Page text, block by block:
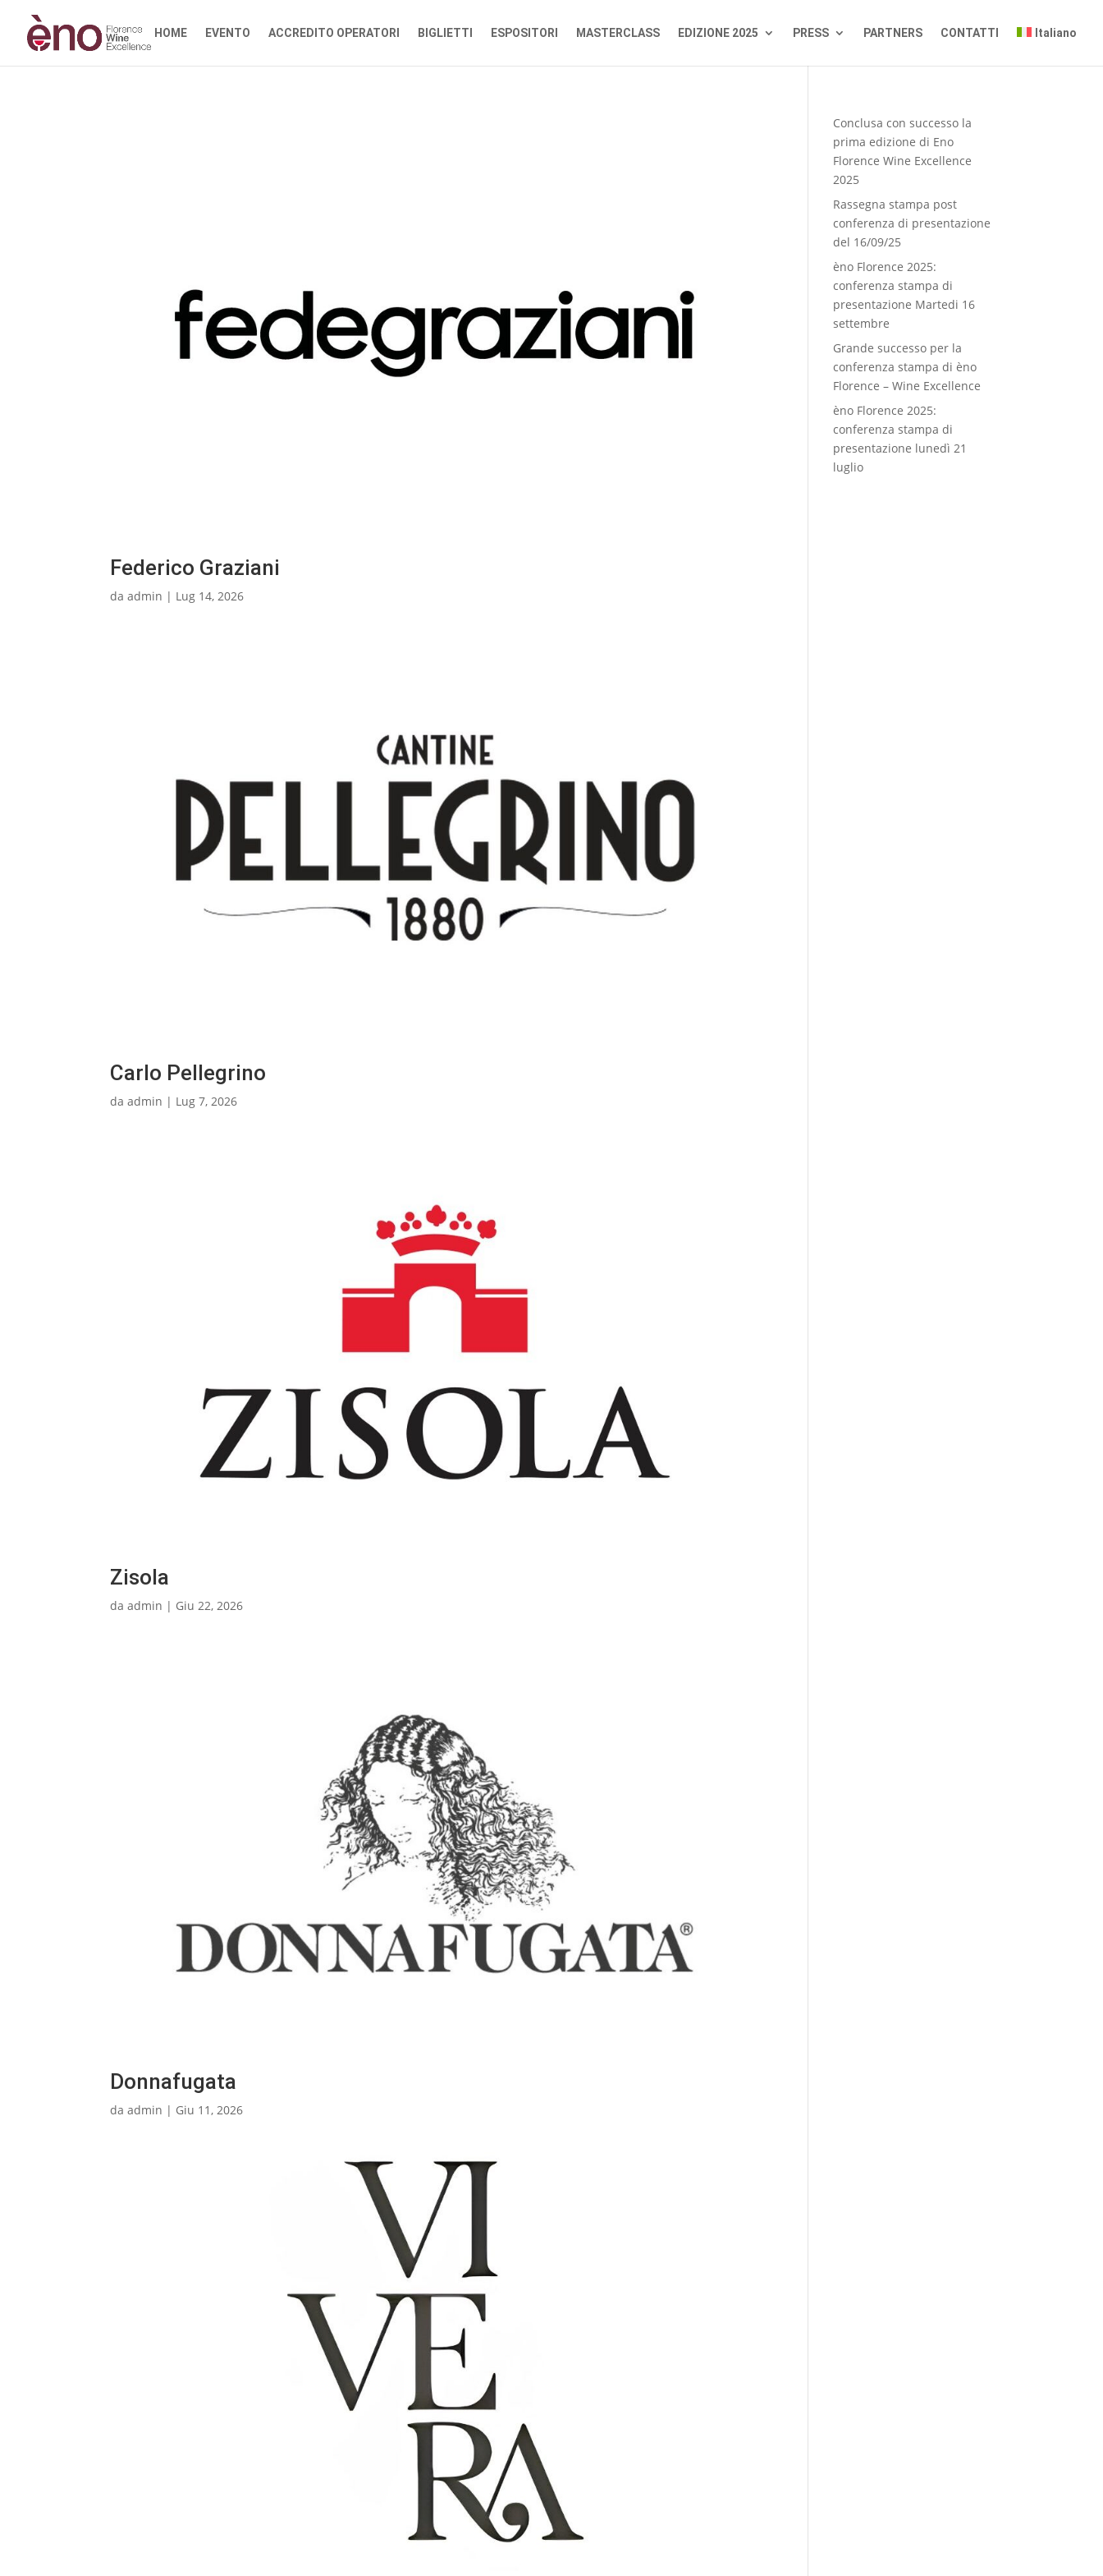
HOME EVENTO ACCREDITO OPERATORI BIGLIETTI ESPOSITORI MASTERCLASS EDIZIONE 2025 PRESS PARTNERS CONTATTI Italiano
Federico Graziani
daadmin | Lug 14, 2026
Carlo Pellegrino
daadmin | Lug 7, 2026
Zisola
daadmin | Giu 22, 2026
Donnafugata
daadmin | Giu 11, 2026
Conclusa con successo la
prima edizione di Eno
Florence Wine Excellence
2025
Rassegna stampa post
conferenza di presentazione
del 16/09/25
èno Florence 2025:
conferenza stampa di
presentazione Martedi 16
settembre
Grande successo per la
conferenza stampa di èno
Florence – Wine Excellence
èno Florence 2025:
conferenza stampa di
presentazione lunedì 21
luglio